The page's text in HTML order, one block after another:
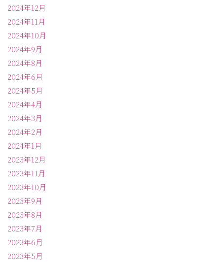
2024年12月
2024年11月
2024年10月
2024年9月
2024年8月
2024年6月
2024年5月
2024年4月
2024年3月
2024年2月
2024年1月
2023年12月
2023年11月
2023年10月
2023年9月
2023年8月
2023年7月
2023年6月
2023年5月